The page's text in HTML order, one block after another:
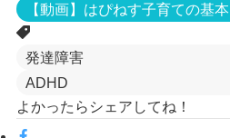
【動画】はぴねす子育ての基本
発達障害
ADHD
よかったらシェアしてね！